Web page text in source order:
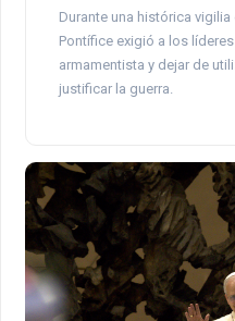
Durante una histórica vigilia
Pontífice exigió a los
armamentista y dejar de
justificar la guerra.